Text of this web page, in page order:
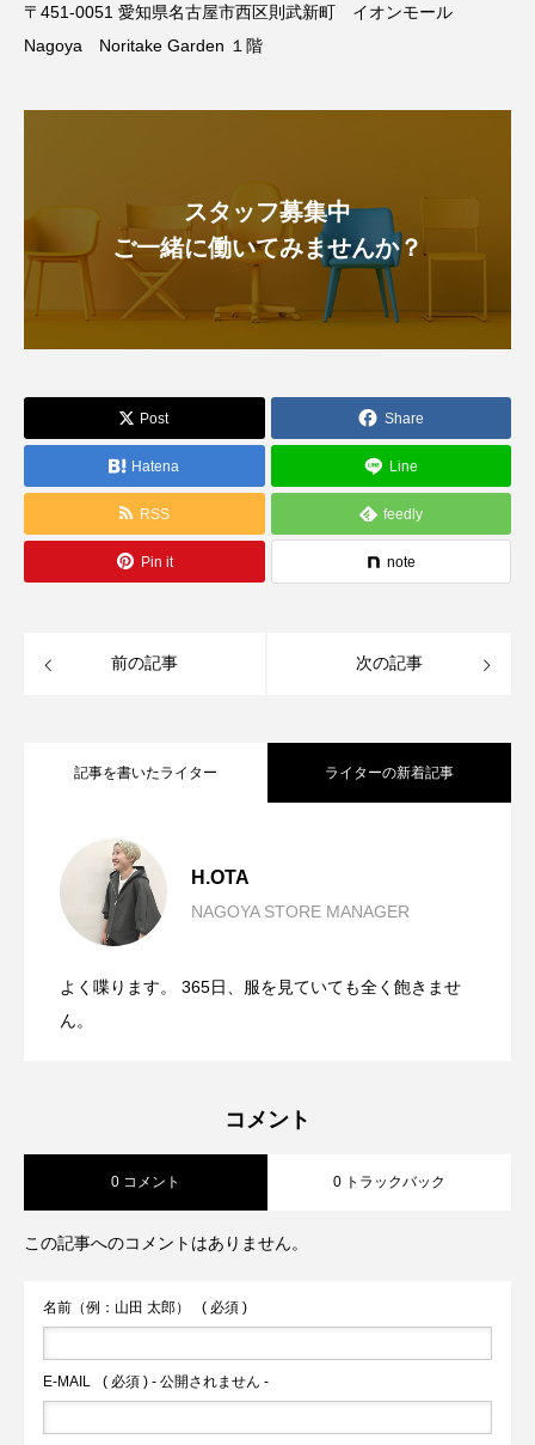
〒451-0051 愛知県名古屋市西区則武新町 イオンモール
Nagoya Noritake Garden １階
スタッフ募集中
ご一緒に働いてみませんか？
Post Share
Hatena Line
RSS feedly
Pin it note
前の記事 次の記事
記事を書いたライター ライターの新着記事
H.OTA
NAGOYA STORE MANAGER
よく喋ります。 365日、服を見ていても全く飽きませ
ん。
2026.08.05
2026.07.30
コメント
0 コメント 0 トラックバック
この記事へのコメントはありません。
名前（例：山田 太郎） ( 必須 )
E-MAIL ( 必須 ) - 公開されません -